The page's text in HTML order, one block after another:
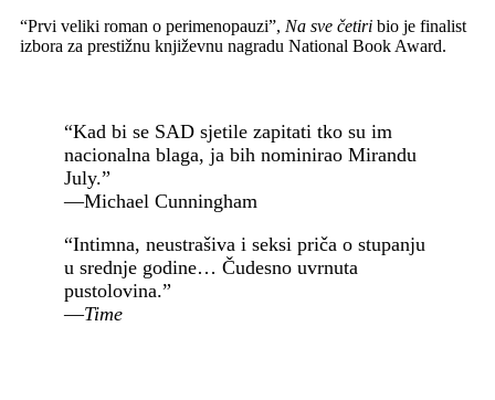
“Prvi veliki roman o perimenopauzi”, Na sve četiri bio je finalist
izbora za prestižnu književnu nagradu National Book Award.
“Kad bi se SAD sjetile zapitati tko su im
nacionalna blaga, ja bih nominirao Mirandu
July.”
—Michael Cunningham
“Intimna, neustrašiva i seksi priča o stupanju
u srednje godine… Čudesno uvrnuta
pustolovina.”
—Time